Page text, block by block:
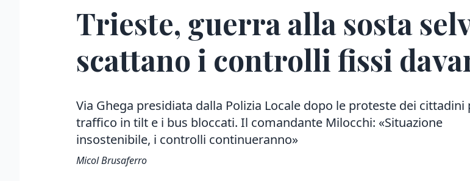
Trieste, guerra alla sosta
scattano i controlli fissi
Via Ghega presidiata dalla Polizia Locale dopo le proteste dei cittadini
traffico in tilt e i bus bloccati. Il comandante Milocchi: «Situazione
insostenibile, i controlli continueranno»
Micol Brusaferro